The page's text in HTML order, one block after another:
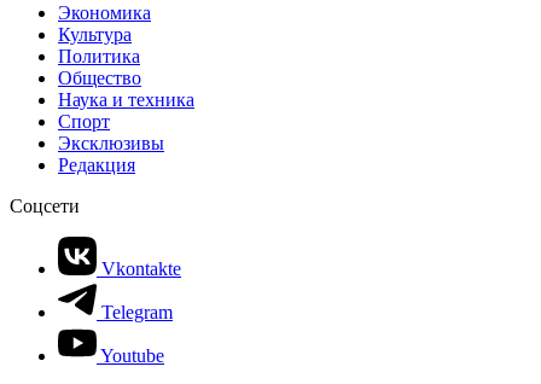
Экономика
Культура
Политика
Общество
Наука и техника
Спорт
Эксклюзивы
Редакция
Соцсети
Vkontakte
Telegram
Youtube